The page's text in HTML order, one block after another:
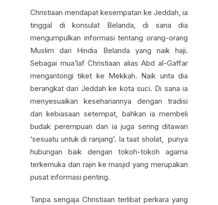
Christiaan mendapat kesempatan ke Jeddah, ia
tinggal di konsulat Belanda, di sana dia
mengumpulkan informasi tentang orang-orang
Muslim dari Hindia Belanda yang naik haji.
Sebagai mua’laf Christiaan alias Abd al-Gaffar
mengantongi tiket ke Mekkah. Naik unta dia
berangkat dari Jeddah ke kota suci. Di sana ia
menyesuaikan kesehariannya dengan tradisi
dan kebiasaan setempat, bahkan ia membeli
budak perempuan dan ia juga sering ditawari
‘sesuatu untuk di ranjang’. Ia taat sholat, punya
hubungan baik dengan tokoh-tokoh agama
terkemuka dan rajin ke masjid yang merupakan
pusat informasi penting.
Tanpa sengaja Christiaan terlibat perkara yang